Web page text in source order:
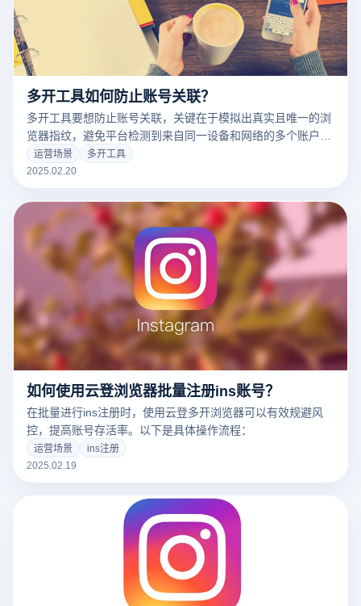
多开工具如何防止账号关联？
多开工具要想防止账号关联，关键在于模拟出真实且唯一的浏
览器指纹，避免平台检测到来自同一设备和网络的多个账户。
云登指纹浏览器在这方面具备强大的防关联功能，其主要机制
包括以下几个方面：
运营场景
多开工具
2025.02.20
如何使用云登浏览器批量注册ins账号？
在批量进行ins注册时，使用云登多开浏览器可以有效规避风
控，提高账号存活率。以下是具体操作流程：
运营场景
ins注册
2025.02.19